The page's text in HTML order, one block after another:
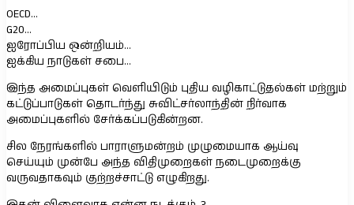
OECD…
G20…
ஐரோப்பிய ஒன்றியம்…
ஐக்கிய நாடுகள் சபை…
இந்த அமைப்புகள் வெளியிடும் புதிய வழிகாட்டுதல்கள் மற்றும்
கட்டுப்பாடுகள் தொடர்ந்து சுவிட்சர்லாந்தின் நிர்வாக
அமைப்புகளில் சேர்க்கப்படுகின்றன.
சில நேரங்களில் பாராளுமன்றம் முழுமையாக ஆய்வு
செய்யும் முன்பே அந்த விதிமுறைகள் நடைமுறைக்கு
வருவதாகவும் குற்றச்சாட்டு எழுகிறது.